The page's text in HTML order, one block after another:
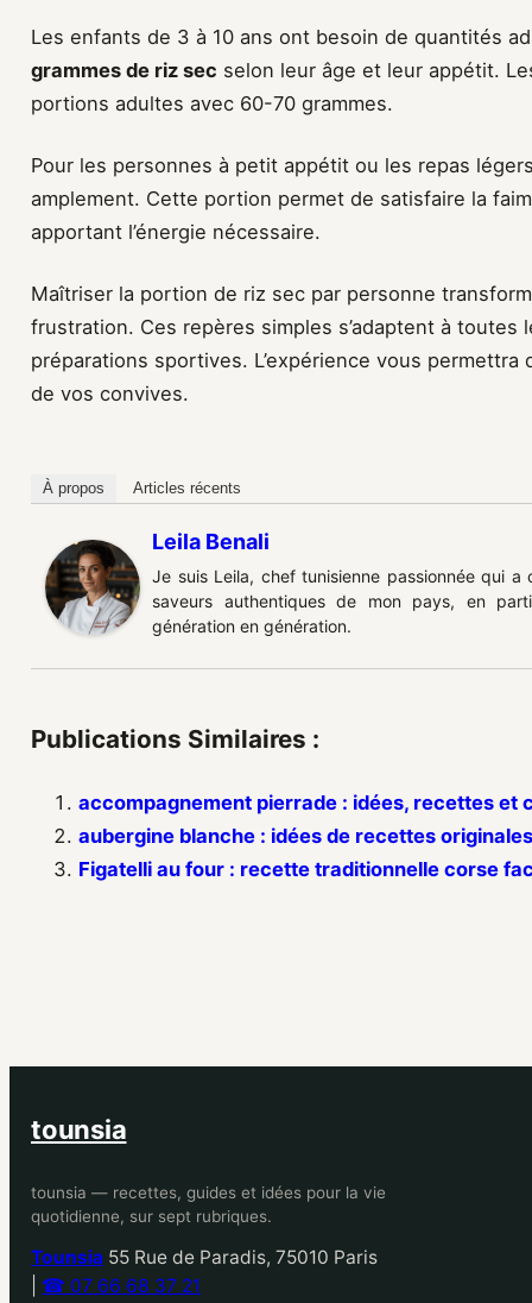
Les enfants de 3 à 10 ans ont besoin de quantités
grammes de riz sec selon leur âge et leur appétit.
portions adultes avec 60-70 grammes.
Pour les personnes à petit appétit ou les repas
amplement. Cette portion permet de satisfaire la
apportant l’énergie nécessaire.
Maîtriser la portion de riz sec par personne
frustration. Ces repères simples s’adaptent à
préparations sportives. L’expérience vous permettra
de vos convives.
À propos Articles récents
Leila Benali
Je suis Leila, chef tunisienne passionnée qui
saveurs authentiques de mon pays, en
génération en génération.
Publications Similaires :
accompagnement pierrade : idées, recettes et
aubergine blanche : idées de recettes
Figatelli au four : recette traditionnelle corse
tounsia
tounsia — recettes, guides et idées pour la vie
quotidienne, sur sept rubriques.
Tounsia 55 Rue de Paradis, 75010 Paris
☎ 07 66 68 37 21